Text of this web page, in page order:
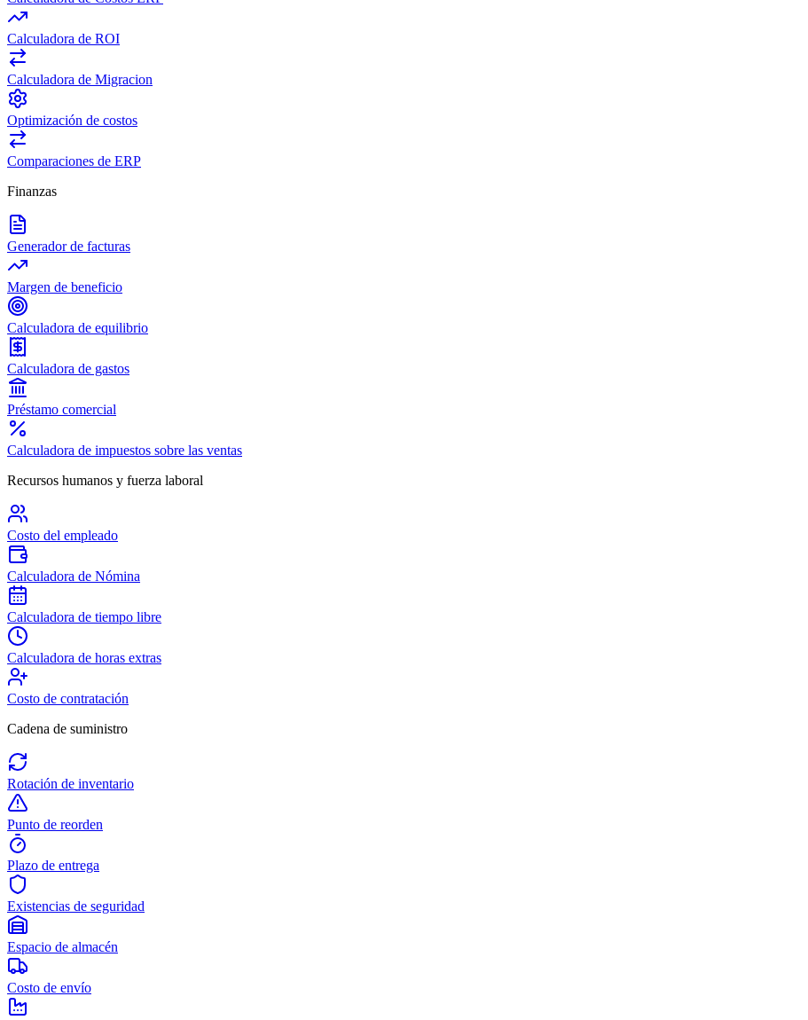
Calculadora de ROI
Calculadora de Migracion
Optimización de costos
Comparaciones de ERP
Finanzas
Generador de facturas
Margen de beneficio
Calculadora de equilibrio
Calculadora de gastos
Préstamo comercial
Calculadora de impuestos sobre las ventas
Recursos humanos y fuerza laboral
Costo del empleado
Calculadora de Nómina
Calculadora de tiempo libre
Calculadora de horas extras
Costo de contratación
Cadena de suministro
Rotación de inventario
Punto de reorden
Plazo de entrega
Existencias de seguridad
Espacio de almacén
Costo de envío